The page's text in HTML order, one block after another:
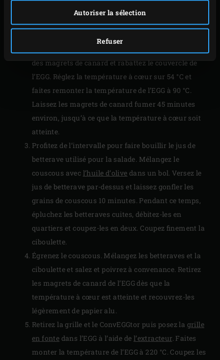
Autoriser la sélection
Refuser
supérieurs, vous pouvez aussi utiliser la
Placez la grille dans l’EGG et disposez dessus les
des magrets de canard et rabattez le couvercle de
l’EGG. Réglez la température à cœur sur 54 °C et
faites remonter la température de l’EGG à 90 °C.
Laissez les magrets de canard fumer 45 minutes
environ, jusqu’à ce que la température à cœur soit
atteinte.
Profitez de l’intervalle pour faire bouillir le jus de
betterave utilisé pour la salade. Mélangez le
couscous avec l’huile d’olive dans un bol. Versez le
jus de betterave par-dessus et laissez gonfler les
grains de couscous 10 minutes. Pendant ce temps,
épluchez les betteraves cuites, débitez-les en
quartiers et coupez-les en deux. Coupez finement la
ciboulette.
Égrenez le couscous. Mélangez les betteraves et la
ciboulette et salez et poivrez à convenance. Retirez
les magrets de canard de l’EGG dès que la
température à cœur est atteinte et recouvrez-les
légèrement de papier alu.
Retirez la grille et le ConvEGGtor puis posez la grille
en fonte dans l’EGG à l’aide de l’extracteur. Faites
monter la température de l’EGG à 220 °C. Coupez les